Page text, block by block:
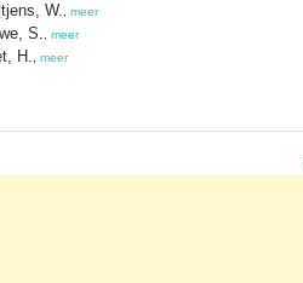
W. meer
S. meer
H. meer